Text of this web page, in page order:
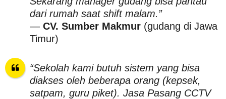
dari rumah saat shift malam.”
— CV. Sumber Makmur(gudang di Jawa
Timur)
“Sekolah kami butuh sistem yang bisa
diakses oleh beberapa orang (kepsek,
satpam, guru piket). Jasa Pasang CCTV